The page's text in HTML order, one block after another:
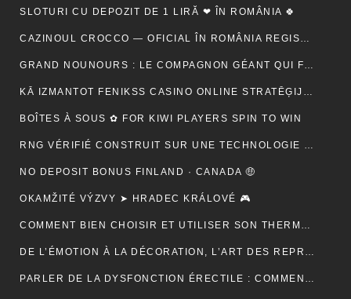
SLOTURI CU DEPOZIT DE 1 LIRĂ ❤ ÎN ROMÂNIA 🍀
CAZINOUL CROCCO — OFICIAL ÎN ROMÂNIA REGISTER FREE
GRAND NOUNOURS : LE COMPAGNON GÉANT QUI FAIT FONDRE TOUS LES CŒURS
KĀ IZMANTOT FENIKSS CASINO ONLINE STRATĒĢIJAS, LAI PALIELINĀTU IZREDZES
BOÎTES À SOUS ✿ FOR KIWI PLAYERS SPIN TO WIN
RNG VÉRIFIÉ CONSTRUIT SUR UNE TECHNOLOGIE SÉCURISÉE 🚀 IN NEW ZEALAND START SPINNING
NO DEPOSIT BONUS FINLAND · CANADA 🤑
OKAMŽITÉ VÝZVY ➤ HRADEC KRÁLOVÉ 🎮
COMMENT BIEN CHOISIR ET UTILISER SON THERMOCYCLEUR AU LABORATOIRE
DE L’ÉMOTION À LA DÉCORATION, L’ART DES REPRODUCTIONS QUI DONNENT VIE À VOS MURS
PARLER DE LA DYSFONCTION ÉRECTILE : COMMENT BRISER LE TABOU ?